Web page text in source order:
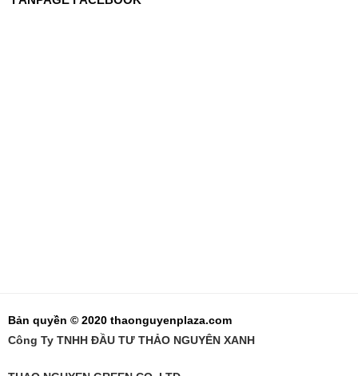
Bản quyền © 2020 thaonguyenplaza.com
Công Ty TNHH ĐẦU TƯ THẢO NGUYÊN XANH